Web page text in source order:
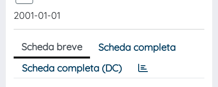
2001-01-01
Scheda breve
Scheda completa
Scheda completa (DC)